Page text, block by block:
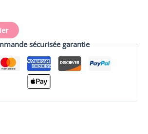
sécurisée garantie